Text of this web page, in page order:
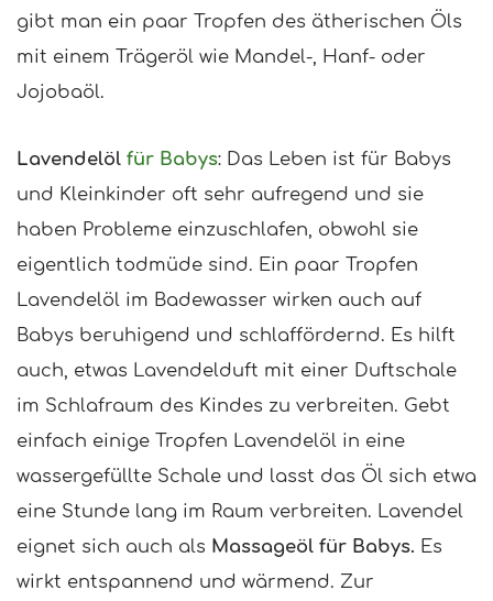
gibt man ein paar Tropfen des ätherischen Öls
mit einem Trägeröl wie Mandel-, Hanf- oder
Jojobaöl.
Lavendelöl für Babys: Das Leben ist für Babys
und Kleinkinder oft sehr aufregend und sie
haben Probleme einzuschlafen, obwohl sie
eigentlich todmüde sind. Ein paar Tropfen
Lavendelöl im Badewasser wirken auch auf
Babys beruhigend und schlaffördernd. Es hilft
auch, etwas Lavendelduft mit einer Duftschale
im Schlafraum des Kindes zu verbreiten. Gebt
einfach einige Tropfen Lavendelöl in eine
wassergefüllte Schale und lasst das Öl sich etwa
eine Stunde lang im Raum verbreiten. Lavendel
eignet sich auch als Massageöl für Babys. Es
wirkt entspannend und wärmend. Zur